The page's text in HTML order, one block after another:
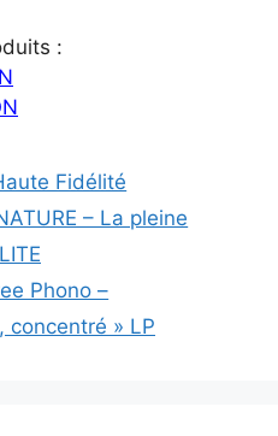
:
Fidélité
– La pleine
Phono –
concentré » LP